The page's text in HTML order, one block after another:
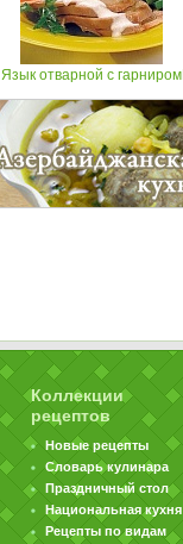
Язык отварной с гарниром
Коллекции
рецептов
Новые рецепты
Словарь кулинара
Праздничный стол
Национальная кухня
Рецепты по видам